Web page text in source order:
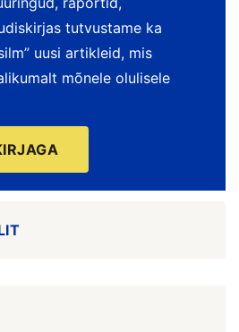
tutvustame ka
uusi artikleid, mis
mõnele olulisele